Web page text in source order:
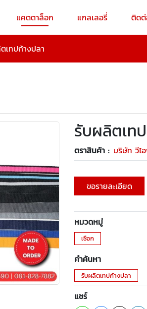
แคตตาล็อก แกลเลอรี่ ติดต่
เทปก้างปลา
รับผลิตเท
ตราสินค้า : บริษัท วีไ
ขอรายละเอียด
หมวดหมู่
เชือก
คำค้นหา
รับผลิตเทปก้างปลา
แชร์